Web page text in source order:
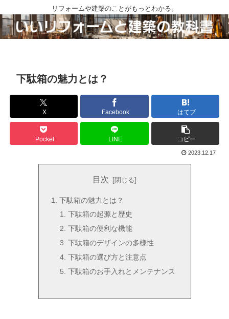
リフォームや建築のことがもっとわかる。
下駄箱の魅力とは？
X Facebook はてブ
Pocket LINE コピー
2023.12.17
目次
下駄箱の魅力とは？
下駄箱の起源と歴史
下駄箱の便利な機能
下駄箱のデザインの多様性
下駄箱の選び方と注意点
下駄箱のお手入れとメンテナンス